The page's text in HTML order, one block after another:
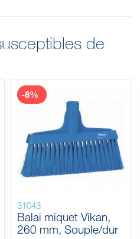
de
31043
Balai miquet Vikan,
260 mm, Souple/dur
-8%